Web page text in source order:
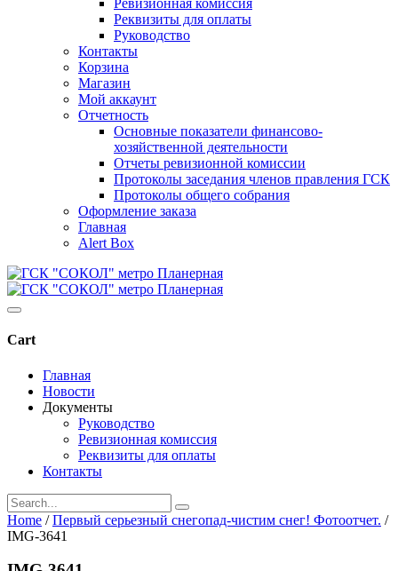
Ревизионная комиссия
Реквизиты для оплаты
Руководство
Контакты
Корзина
Магазин
Мой аккаунт
Отчетность
Основные показатели финансово-
хозяйственной деятельности
Отчеты ревизионной комиссии
Протоколы заседания членов правления ГСК
Протоколы общего собрания
Оформление заказа
Главная
Alert Box
Cart
Главная
Новости
Документы
Руководство
Ревизионная комиссия
Реквизиты для оплаты
Контакты
Home / Первый серьезный снегопад-чистим снег! Фотоотчет. /
IMG-3641